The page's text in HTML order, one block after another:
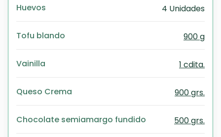
Huevos 4 Unidades
Tofu blando 900 g
Vainilla 1 cdita.
Queso Crema 900 grs.
Chocolate semiamargo fundido 500 grs.